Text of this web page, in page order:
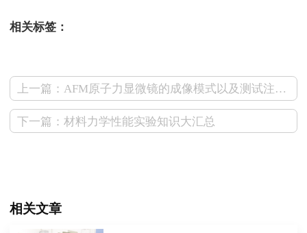
相关标签：
上一篇：AFM原子力显微镜的成像模式以及测试注意事项
下一篇：材料力学性能实验知识大汇总
相关文章